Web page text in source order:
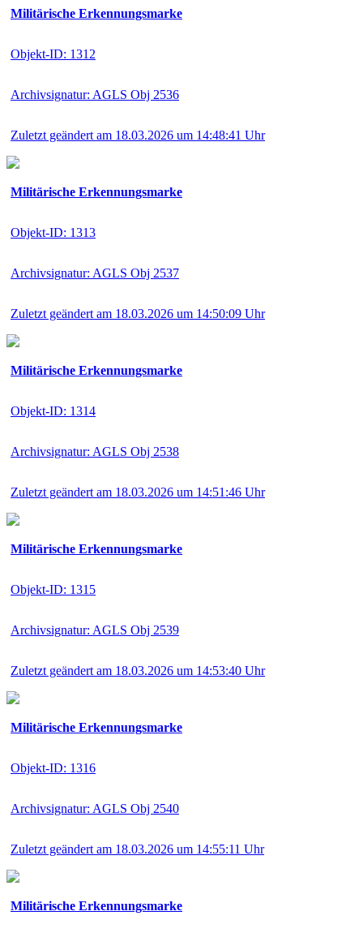
Militärische Erkennungsmarke
Objekt-ID: 1312
Archivsignatur: AGLS Obj 2536
Zuletzt geändert am 18.03.2026 um 14:48:41 Uhr
Militärische Erkennungsmarke
Objekt-ID: 1313
Archivsignatur: AGLS Obj 2537
Zuletzt geändert am 18.03.2026 um 14:50:09 Uhr
Militärische Erkennungsmarke
Objekt-ID: 1314
Archivsignatur: AGLS Obj 2538
Zuletzt geändert am 18.03.2026 um 14:51:46 Uhr
Militärische Erkennungsmarke
Objekt-ID: 1315
Archivsignatur: AGLS Obj 2539
Zuletzt geändert am 18.03.2026 um 14:53:40 Uhr
Militärische Erkennungsmarke
Objekt-ID: 1316
Archivsignatur: AGLS Obj 2540
Zuletzt geändert am 18.03.2026 um 14:55:11 Uhr
Militärische Erkennungsmarke